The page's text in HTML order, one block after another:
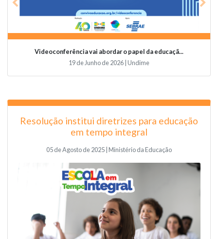
Videoconferência vai abordar o papel da educaçã...
19 de Junho de 2026 | Undime
Previous
Resolução institui diretrizes para educação
em tempo integral
05 de Agosto de 2025 | Ministério da Educação